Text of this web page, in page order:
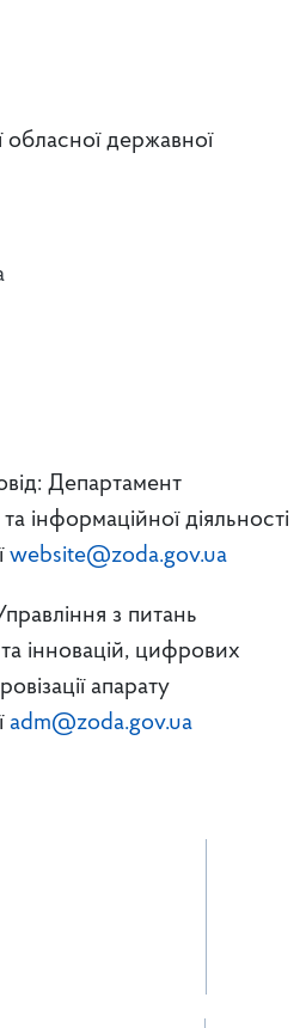
обласної державної
Департамент
інформаційної діяльності
website@zoda.gov.ua
з питань
інновацій, цифрових
апарату
adm@zoda.gov.ua